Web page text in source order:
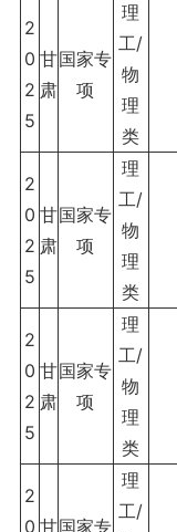
2
0
2
5
甘
肃
国家专
项
理
工/
物
理
类
2
0
2
5
甘
肃
国家专
项
理
工/
物
理
类
2
0
2
5
甘
肃
国家专
项
理
工/
物
理
类
2
0 甘国家专
理
工/